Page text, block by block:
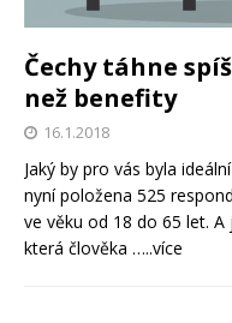
Čechy táhne
než benefity
16.1.2018
Jaký by pro vás byla
nyní položena 525
ve věku od 18 do 65 let.
která člověka …..více